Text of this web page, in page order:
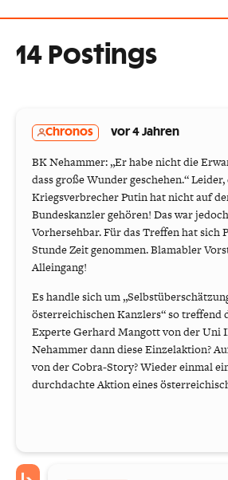
14 Postings
Chronos vor 4 Jahren
BK Nehammer: „Er habe nicht die
dass große Wunder geschehen.“
Kriegsverbrecher Putin hat nicht auf
Bundeskanzler gehören! Das war
Vorhersehbar. Für das Treffen hat sich
Stunde Zeit genommen. Blamabler
Alleingang!
Es handle sich um
österreichischen Kanzlers“ so treffend
Experte Gerhard Mangott von der Uni
Nehammer dann diese Einzelaktion?
von der Cobra-Story? Wieder einmal
durchdachte Aktion eines